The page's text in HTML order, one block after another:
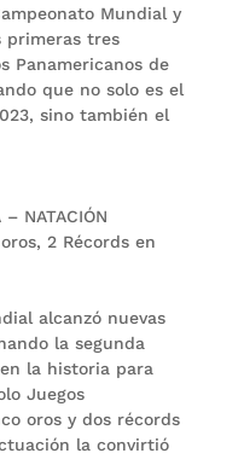
Mundial y
primeras tres
Panamericanos de
que no solo es el
sino también el
NATACIÓN
2 Récords en
alcanzó nuevas
la segunda
la historia para
Juegos
oros y dos récords
la convirtió